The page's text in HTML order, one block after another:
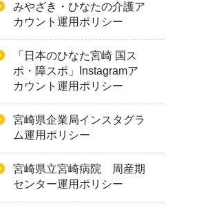
みやざき・ひなたの介護ア
カウント運用ポリシー
「日本のひなた宮崎 国ス
ポ・障スポ」Instagramア
カウント運用ポリシー
宮崎県企業局インスタグラ
ム運用ポリシー
宮崎県立宮崎病院 周産期
センター運用ポリシー